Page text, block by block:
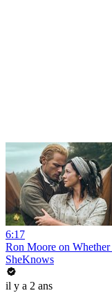
6:17
Ron Moore on
SheKnows
il y a 2 ans